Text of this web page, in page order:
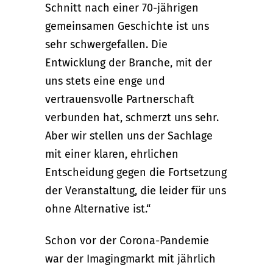
Schnitt nach einer 70-jährigen
gemeinsamen Geschichte ist uns
sehr schwergefallen. Die
Entwicklung der Branche, mit der
uns stets eine enge und
vertrauensvolle Partnerschaft
verbunden hat, schmerzt uns sehr.
Aber wir stellen uns der Sachlage
mit einer klaren, ehrlichen
Entscheidung gegen die Fortsetzung
der Veranstaltung, die leider für uns
ohne Alternative ist.“
Schon vor der Corona-Pandemie
war der Imagingmarkt mit jährlich